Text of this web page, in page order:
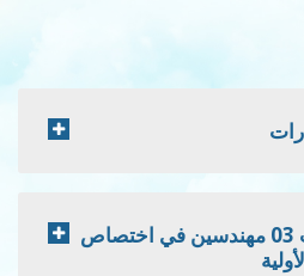
مناظرة خارجية لانتداب 03 مهندسين في اختصاص